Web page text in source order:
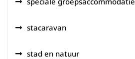
stacaravan
stad en natuur